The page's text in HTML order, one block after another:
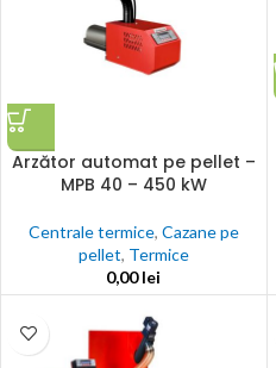
Arzător automat pe pellet –
MPB 40 – 450 kW
Centrale termice, Cazane pe
pellet, Termice
0,00lei